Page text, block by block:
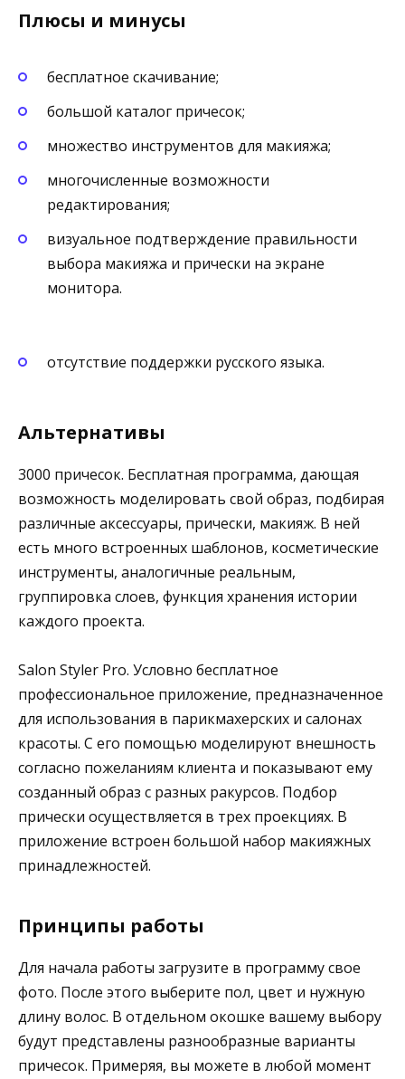
Плюсы и минусы
бесплатное скачивание;
большой каталог причесок;
множество инструментов для макияжа;
многочисленные возможности
редактирования;
визуальное подтверждение правильности
выбора макияжа и прически на экране
монитора.
отсутствие поддержки русского языка.
Альтернативы
3000 причесок. Бесплатная программа, дающая
возможность моделировать свой образ, подбирая
различные аксессуары, прически, макияж. В ней
есть много встроенных шаблонов, косметические
инструменты, аналогичные реальным,
группировка слоев, функция хранения истории
каждого проекта.
Salon Styler Pro. Условно бесплатное
профессиональное приложение, предназначенное
для использования в парикмахерских и салонах
красоты. С его помощью моделируют внешность
согласно пожеланиям клиента и показывают ему
созданный образ с разных ракурсов. Подбор
прически осуществляется в трех проекциях. В
приложение встроен большой набор макияжных
принадлежностей.
Принципы работы
Для начала работы загрузите в программу свое
фото. После этого выберите пол, цвет и нужную
длину волос. В отдельном окошке вашему выбору
будут представлены разнообразные варианты
причесок. Примеряя, вы можете в любой момент